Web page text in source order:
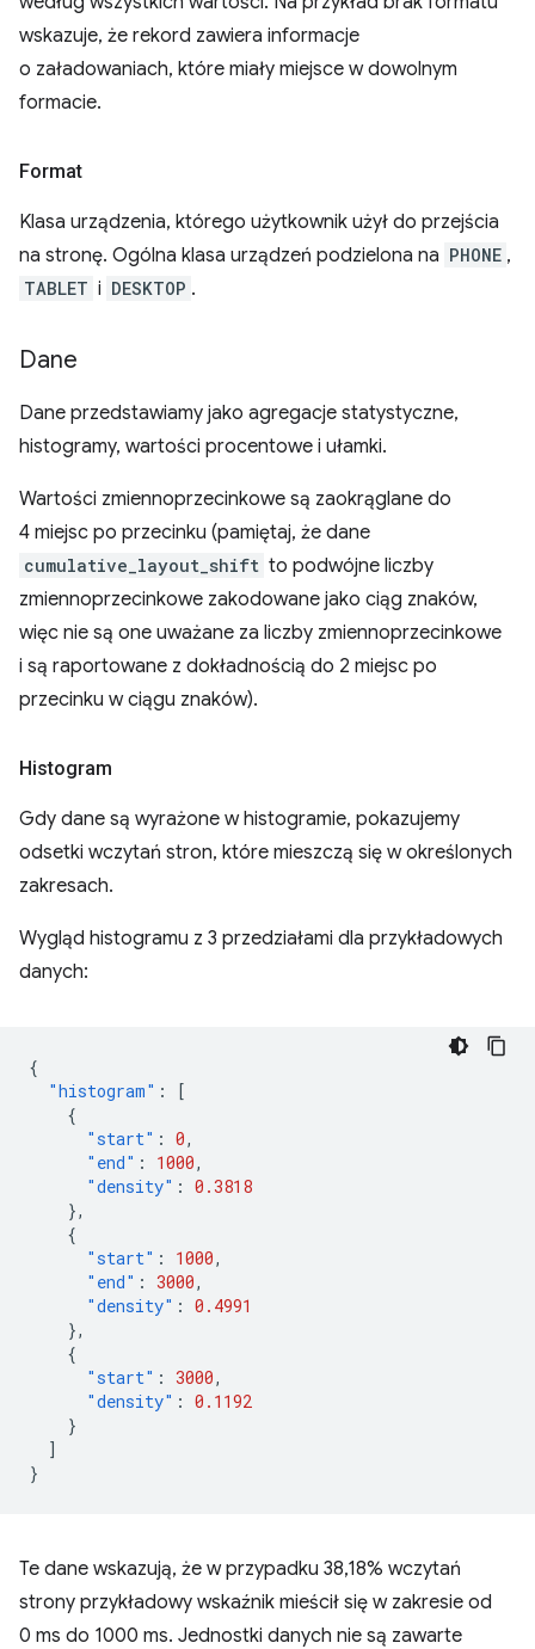
wskazuje, że rekord zawiera informacje
o załadowaniach, które miały miejsce w dowolnym
formacie.
Format
Klasa urządzenia, którego użytkownik użył do przejścia
na stronę. Ogólna klasa urządzeń podzielona na PHONE ,
TABLET i DESKTOP .
Dane
Dane przedstawiamy jako agregacje statystyczne,
histogramy, wartości procentowe i ułamki.
Wartości zmiennoprzecinkowe są zaokrąglane do
4 miejsc po przecinku (pamiętaj, że dane
cumulative_layout_shift to podwójne liczby
zmiennoprzecinkowe zakodowane jako ciąg znaków,
więc nie są one uważane za liczby zmiennoprzecinkowe
i są raportowane z dokładnością do 2 miejsc po
przecinku w ciągu znaków).
Histogram
Gdy dane są wyrażone w histogramie, pokazujemy
odsetki wczytań stron, które mieszczą się w określonych
zakresach.
Wygląd histogramu z 3 przedziałami dla przykładowych
danych:
{
"histogram" :
[
{
"start" : 0,
"end" : 1000,
"density" : 0.3818
},
{
"start" : 1000,
"end" : 3000,
"density" : 0.4991
},
{
"start" : 3000,
"density" : 0.1192
}
]
}
Te dane wskazują, że w przypadku 38,18% wczytań
strony przykładowy wskaźnik mieścił się w zakresie od
0 ms do 1000 ms. Jednostki danych nie są zawarte